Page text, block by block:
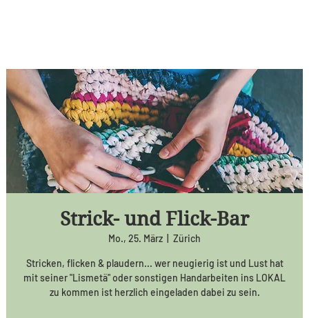
Strick- und Flick-Bar
Mo., 25. März Zürich
Stricken, flicken & plaudern... wer neugierig ist und Lust hat
mit seiner "Lismetä" oder sonstigen Handarbeiten ins LOKAL
zu kommen ist herzlich eingeladen dabei zu sein.